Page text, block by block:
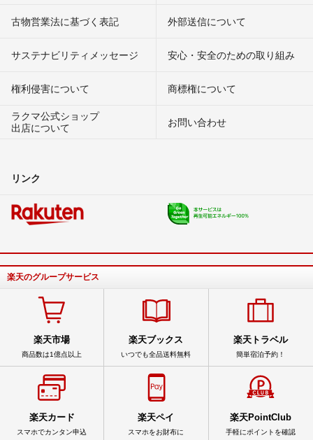
古物営業法に基づく表記 外部送信について
サステナビリティメッセージ 安心・安全のための取り組み
権利侵害について
商標権について
ラクマ公式ショップ
出店について
お問い合わせ
リンク
楽天のグループサービス
楽天市場
商品数は1億点以上
楽天ブックス
いつでも全品送料無料
楽天トラベル
簡単宿泊予約！
楽天カード
スマホでカンタン申込
楽天ペイ
スマホをお財布に
楽天PointClub
手軽にポイントを確認